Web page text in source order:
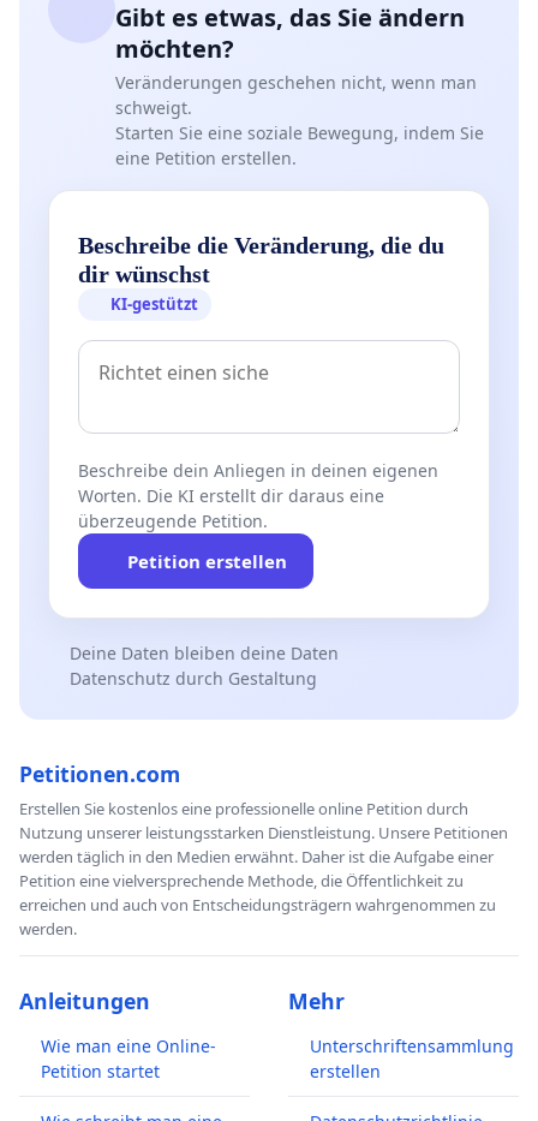
Gibt es etwas, das Sie ändern
möchten?
Veränderungen geschehen nicht, wenn man
schweigt.
Starten Sie eine soziale Bewegung, indem Sie
eine Petition erstellen.
Beschreibe die Veränderung, die du
dir wünschst
KI-gestützt
Beschreibe dein Anliegen in deinen eigenen
Worten. Die KI erstellt dir daraus eine
überzeugende Petition.
Petition erstellen
Deine Daten bleiben deine Daten
Datenschutz durch Gestaltung
Petitionen.com
Erstellen Sie kostenlos eine professionelle online Petition durch
Nutzung unserer leistungsstarken Dienstleistung. Unsere Petitionen
werden täglich in den Medien erwähnt. Daher ist die Aufgabe einer
Petition eine vielversprechende Methode, die Öffentlichkeit zu
erreichen und auch von Entscheidungsträgern wahrgenommen zu
werden.
Anleitungen
Wie man eine Online-
Petition startet
Mehr
Unterschriftensammlung
erstellen